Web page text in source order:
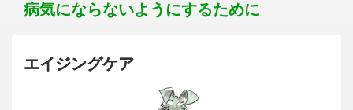
病気にならないようにするために
エイジングケア